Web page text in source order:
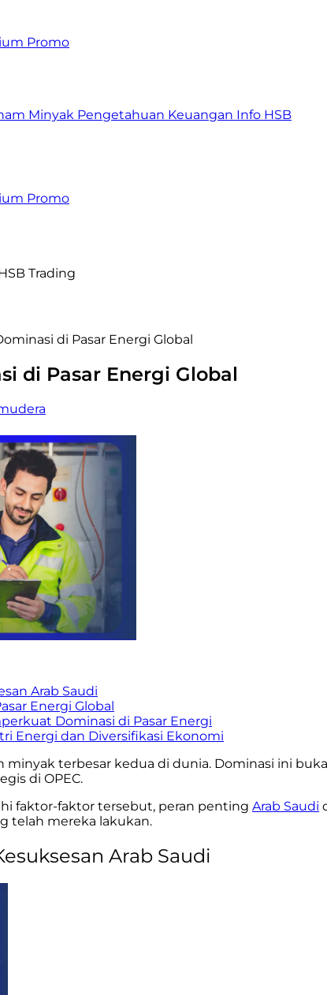
Promo
Minyak Pengetahuan Keuangan Info HSB
Promo
Trading
di Pasar Energi Global
di Pasar Energi Global
Arab Saudi
Energi Global
Dominasi di Pasar Energi
Energi dan Diversifikasi Ekonomi
minyak terbesar kedua di dunia. Dominasi ini
di OPEC.
faktor-faktor tersebut, peran penting Arab Saudi
telah mereka lakukan.
Arab Saudi